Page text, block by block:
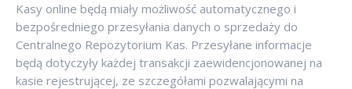
Kasy online będą miały możliwość automatycznego i
bezpośredniego przesyłania danych o sprzedaży do
Centralnego Repozytorium Kas. Przesyłane informacje
będą dotyczyły każdej transakcji zaewidencjonowanej na
kasie rejestrującej, ze szczegółami pozwalającymi na